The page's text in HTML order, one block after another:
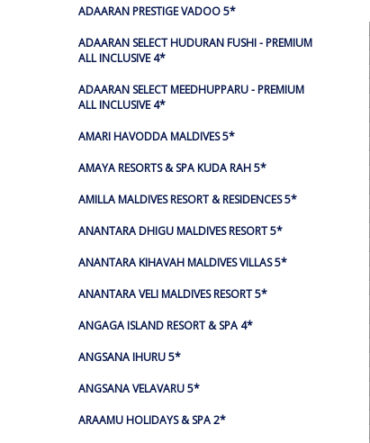
ADAARAN PRESTIGE VADOO 5*
ADAARAN SELECT HUDURAN FUSHI - PREMIUM
ALL INCLUSIVE 4*
ADAARAN SELECT MEEDHUPPARU - PREMIUM
ALL INCLUSIVE 4*
AMARI HAVODDA MALDIVES 5*
AMAYA RESORTS & SPA KUDA RAH 5*
AMILLA MALDIVES RESORT & RESIDENCES 5*
ANANTARA DHIGU MALDIVES RESORT 5*
ANANTARA KIHAVAH MALDIVES VILLAS 5*
ANANTARA VELI MALDIVES RESORT 5*
ANGAGA ISLAND RESORT & SPA 4*
ANGSANA IHURU 5*
ANGSANA VELAVARU 5*
ARAAMU HOLIDAYS & SPA 2*